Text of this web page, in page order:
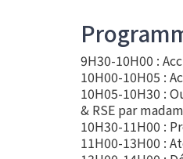
9H30-10H00 :
10H00-10H05 :
10H05-10H30 :
& RSE par
10H30-11H00 :
11H00-13H00 :